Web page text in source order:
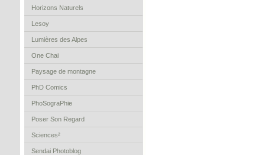
Horizons Naturels
Lesoy
Lumières des Alpes
One Chai
Paysage de montagne
PhD Comics
PhoSograPhie
Poser Son Regard
Sciences²
Sendai Photoblog